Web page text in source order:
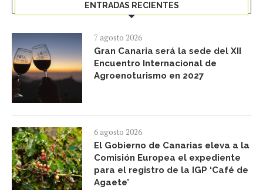
ENTRADAS RECIENTES
7 agosto 2026
Gran Canaria será la sede del XII
Encuentro Internacional de
Agroenoturismo en 2027
6 agosto 2026
El Gobierno de Canarias eleva a la
Comisión Europea el expediente
para el registro de la IGP ‘Café de
Agaete’